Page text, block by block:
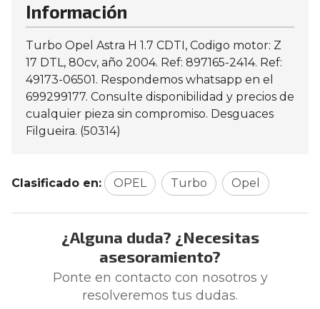
Información
Turbo Opel Astra H 1.7 CDTI, Codigo motor: Z
17 DTL, 80cv, año 2004. Ref: 897165-2414. Ref:
49173-06501. Respondemos whatsapp en el
699299177. Consulte disponibilidad y precios de
cualquier pieza sin compromiso. Desguaces
Filgueira. (50314)
Clasificado en: OPEL Turbo Opel
¿Alguna duda? ¿Necesitas
asesoramiento?
Ponte en contacto con nosotros y
resolveremos tus dudas.